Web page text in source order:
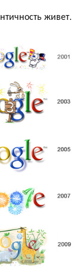
живет.